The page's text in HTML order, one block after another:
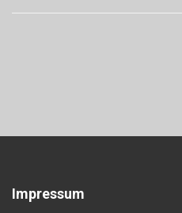
Impressum